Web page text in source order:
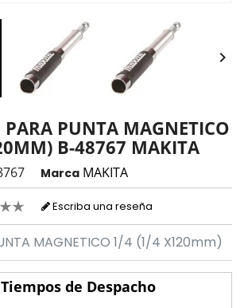

PARA PUNTA MAGNETICO
B-48767 MAKITA
Marca MAKITA
Escriba una reseña
MAGNETICO 1/4 (1/4 X120mm)
Tiempos de Despacho